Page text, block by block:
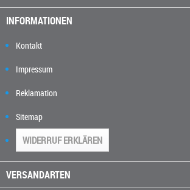
INFORMATIONEN
Kontakt
Impressum
Reklamation
Sitemap
WIDERRUF ERKLÄREN
VERSANDARTEN